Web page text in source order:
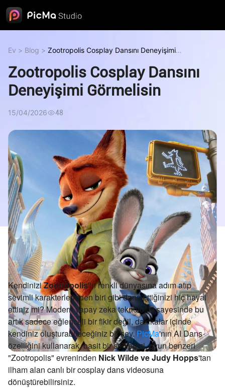
Ev > Blog > Zootropolis Cosplay Dansını Deneyişimi
Zootropolis Cosplay Dansını
Deneyişimi Görmelisin
15/04/2026 48
KendiniziZootropolis'in renkli dünyasına adım atıp
sevimli karakterlerinden biri gibi dans ettiğinizi hiç hayal
ettiniz mi? Modern yapay zeka teknolojisi sayesinde bu
artık sadece eğlenceli bir fikir değil, dakikalar içinde
kendiniz oluşturabileceğiniz bir şey.PicMa'nın AI Dans
özelliğini kullanarak, basit bir selfienizi, oyun benzeri
"Zootropolis" evreninden Nick Wilde ve Judy Hopps'tan
ilham alan canlı bir cosplay dans videosuna
dönüştürebilirsiniz.